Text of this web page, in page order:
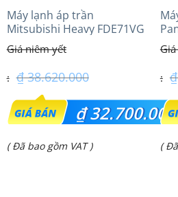
Máy lạnh áp trần
Mitsubishi Heavy FDE71VG
(3.0Hp) Tiêu chuẩn
₫38.620.000
Giá
gốc
là:
₫32.700.000
Giá
( Đã bao gồm VAT )
₫
Giá
gốc
là:
Giá
(